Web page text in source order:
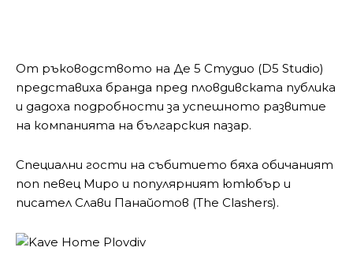
От ръководството на Де 5 Студио (D5 Studio)
представиха бранда пред пловдивската публика
и дадоха подробности за успешното развитие
на компанията на българския пазар.
Специални гости на събитието бяха обичаният
поп певец Миро и популярният ютюбър и
писател Слави Панайотов (The Clashers).